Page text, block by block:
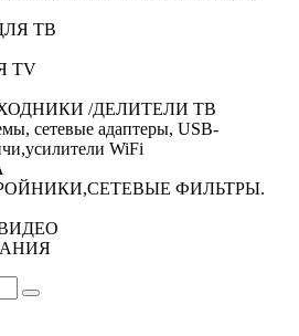
ТВ
TV
/ДЕЛИТЕЛИ ТВ
сетевые адаптеры, USB-
WiFi
ФИЛЬТРЫ.